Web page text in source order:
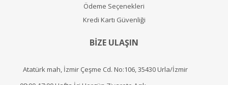
Ödeme Seçenekleri
Kredi Kartı Güvenliği
BİZE ULAŞIN
Atatürk mah, İzmir Çeşme Cd. No:106, 35430 Urla/İzmir